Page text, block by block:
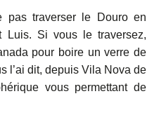
pas traverser le Douro en
Luis. Si vous le traversez,
pour boire un verre de
l’ai dit, depuis Vila Nova de
vous permettant de